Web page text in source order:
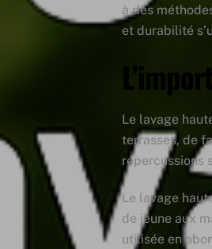
à des
et durabilité
Le lavage
terrasses, de
répercussions
Le lavage
de jeune aux
utilisée en